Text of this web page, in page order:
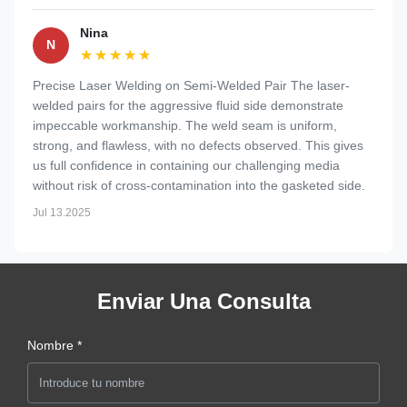
N
Nina
★★★★★
★★★★★
Precise Laser Welding on Semi-Welded Pair The laser-
welded pairs for the aggressive fluid side demonstrate
impeccable workmanship. The weld seam is uniform,
strong, and flawless, with no defects observed. This gives
us full confidence in containing our challenging media
without risk of cross-contamination into the gasketed side.
Jul 13.2025
Enviar Una Consulta
Nombre *